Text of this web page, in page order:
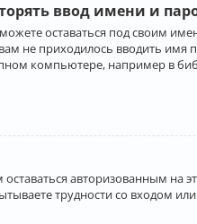
ввод имени и
оставаться под своим
не приходилось вводить
компьютере, например в
авторизованным
трудности со входом